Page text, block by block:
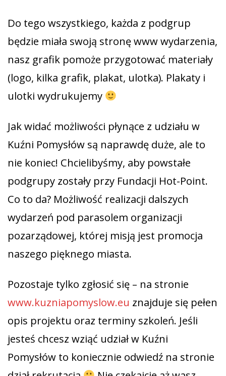
Do tego wszystkiego, każda z podgrup
będzie miała swoją stronę www wydarzenia,
nasz grafik pomoże przygotować materiały
(logo, kilka grafik, plakat, ulotka). Plakaty i
ulotki wydrukujemy
Jak widać możliwości płynące z udziału w
Kuźni Pomysłów są naprawdę duże, ale to
nie koniec! Chcielibyśmy, aby powstałe
podgrupy zostały przy Fundacji Hot-Point.
Co to da? Możliwość realizacji dalszych
wydarzeń pod parasolem organizacji
pozarządowej, której misją jest promocja
naszego pięknego miasta.
Pozostaje tylko zgłosić się – na stronie
www.kuzniapomyslow.eu znajduje się pełen
opis projektu oraz terminy szkoleń. Jeśli
jesteś chcesz wziąć udział w Kuźni
Pomysłów to koniecznie odwiedź na stronie